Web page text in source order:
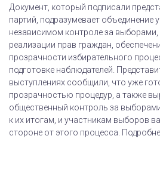
Документ, который подписали
партий, подразумевает объединение
независимом контроле за выборами,
реализации прав граждан,
прозрачности избирательного
подготовке наблюдателей.
выступлениях сообщили, что уже
прозрачностью процедур, а также
общественный контроль за
к их итогам, и участникам выборов
стороне от этого процесса.